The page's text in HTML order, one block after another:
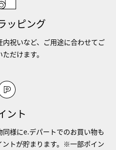
ッピング
祝いなど、ご用途に合わせてご
だけます。
ント
様にe.デパートでのお買い物も
ントが貯まります。※一部ポイン